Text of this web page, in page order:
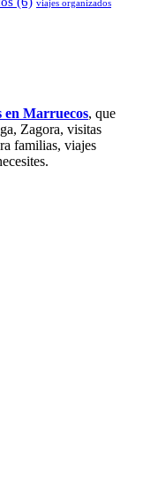
viajes organizados
en Marruecos, que
Zagora, visitas
familias, viajes